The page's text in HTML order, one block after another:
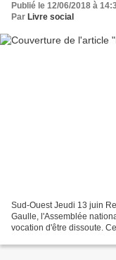
Publié le 12/06/2018 à
Par Livre social
Sud-Ouest Jeudi 13 juin
Gaulle, l'Assemblée
vocation d'être dissoute.